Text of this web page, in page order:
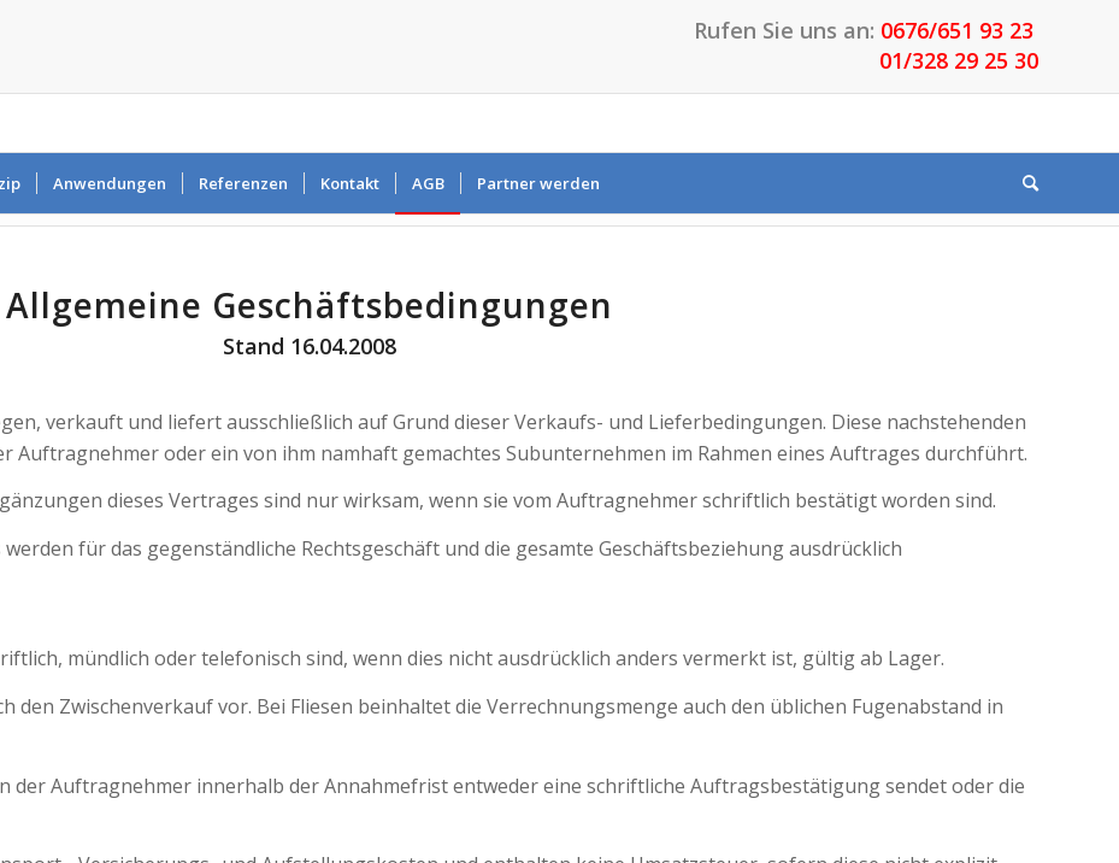
Rufen Sie uns an: 0676/651 93 23
01/328 29 25 30
Anwendungen Referenzen Kontakt AGB Partner werden AGB
Allgemeine Geschäftsbedingungen
Stand 16.04.2008
verkauft und liefert ausschließlich auf Grund dieser Verkaufs- und Lieferbedingungen. Diese nachstehenden
Auftragnehmer oder ein von ihm namhaft gemachtes Subunternehmen im Rahmen eines Auftrages durchführt.
dieses Vertrages sind nur wirksam, wenn sie vom Auftragnehmer schriftlich bestätigt worden sind.
für das gegenständliche Rechtsgeschäft und die gesamte Geschäftsbeziehung ausdrücklich
mündlich oder telefonisch sind, wenn dies nicht ausdrücklich anders vermerkt ist, gültig ab Lager.
den Zwischenverkauf vor. Bei Fliesen beinhaltet die Verrechnungsmenge auch den üblichen Fugenabstand in
der Auftragnehmer innerhalb der Annahmefrist entweder eine schriftliche Auftragsbestätigung sendet oder die